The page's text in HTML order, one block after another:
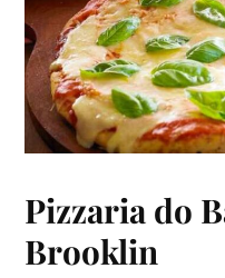
Pizzaria do
Brooklin